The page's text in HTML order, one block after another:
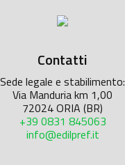
Contatti
Sede legale e stabilimento:
Via Manduria km 1,00
72024 ORIA (BR)
+39 0831 845063
info@edilpref.it